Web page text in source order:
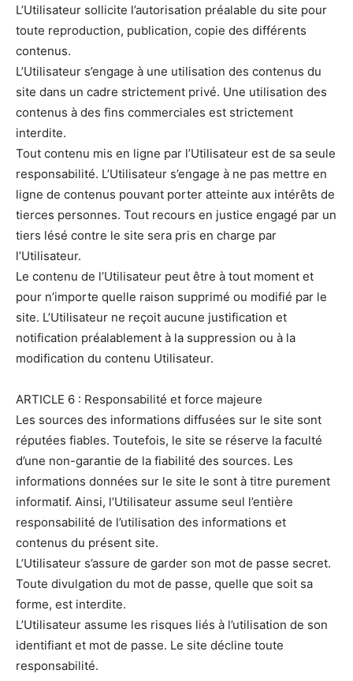
L’Utilisateur sollicite l’autorisation préalable du site pour
toute reproduction, publication, copie des différents
contenus.
L’Utilisateur s’engage à une utilisation des contenus du
site dans un cadre strictement privé. Une utilisation des
contenus à des fins commerciales est strictement
interdite.
Tout contenu mis en ligne par l’Utilisateur est de sa seule
responsabilité. L’Utilisateur s’engage à ne pas mettre en
ligne de contenus pouvant porter atteinte aux intérêts de
tierces personnes. Tout recours en justice engagé par un
tiers lésé contre le site sera pris en charge par
l’Utilisateur.
Le contenu de l’Utilisateur peut être à tout moment et
pour n’importe quelle raison supprimé ou modifié par le
site. L’Utilisateur ne reçoit aucune justification et
notification préalablement à la suppression ou à la
modification du contenu Utilisateur.
ARTICLE 6 : Responsabilité et force majeure
Les sources des informations diffusées sur le site sont
réputées fiables. Toutefois, le site se réserve la faculté
d’une non-garantie de la fiabilité des sources. Les
informations données sur le site le sont à titre purement
informatif. Ainsi, l’Utilisateur assume seul l’entière
responsabilité de l’utilisation des informations et
contenus du présent site.
L’Utilisateur s’assure de garder son mot de passe secret.
Toute divulgation du mot de passe, quelle que soit sa
forme, est interdite.
L’Utilisateur assume les risques liés à l’utilisation de son
identifiant et mot de passe. Le site décline toute
responsabilité.